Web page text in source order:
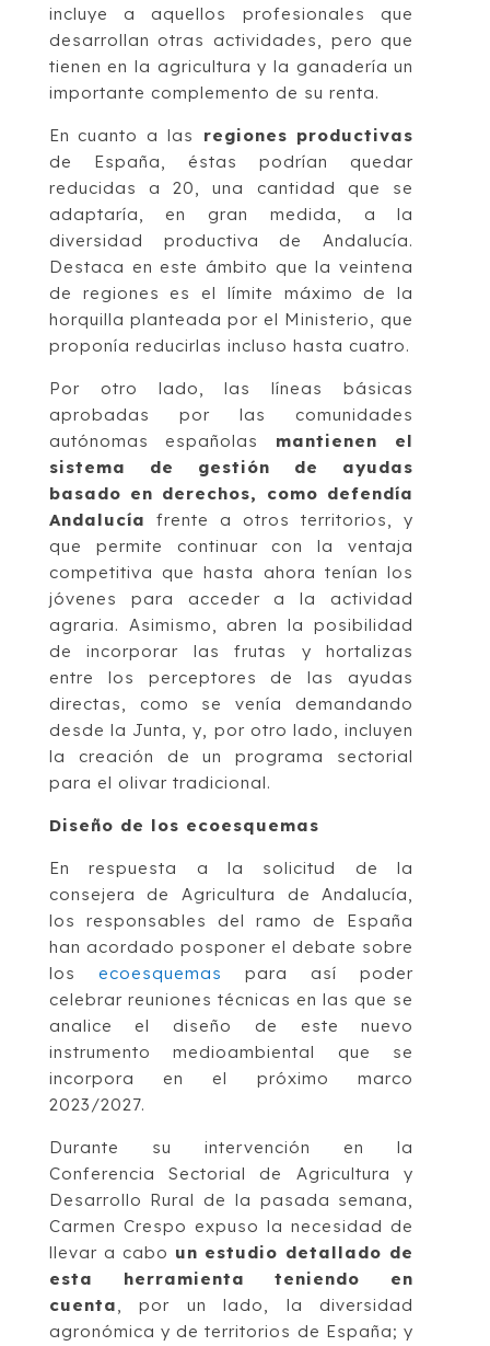
incluye a aquellos profesionales que
desarrollan otras actividades, pero que
tienen en la agricultura y la ganadería un
importante complemento de su renta.
En cuanto a las regiones productivas
de España, éstas podrían quedar
reducidas a 20, una cantidad que se
adaptaría, en gran medida, a la
diversidad productiva de Andalucía.
Destaca en este ámbito que la veintena
de regiones es el límite máximo de la
horquilla planteada por el Ministerio, que
proponía reducirlas incluso hasta cuatro.
Por otro lado, las líneas básicas
aprobadas por las comunidades
autónomas españolas
mantienen el
sistema de gestión de ayudas
basado en derechos, como defendía
Andalucía frente a otros territorios, y
que permite continuar con la ventaja
competitiva que hasta ahora tenían los
jóvenes para acceder a la actividad
agraria. Asimismo, abren la posibilidad
de incorporar las frutas y hortalizas
entre los perceptores de las ayudas
directas, como se venía demandando
desde la Junta, y, por otro lado, incluyen
la creación de un programa sectorial
para el olivar tradicional.
Diseño de los ecoesquemas
En respuesta a la solicitud de la
consejera de Agricultura de Andalucía,
los responsables del ramo de España
han acordado posponer el debate sobre
los ecoesquemas
para así poder
celebrar reuniones técnicas en las que se
analice el diseño de este nuevo
instrumento medioambiental que se
incorpora en el próximo marco
2023/2027.
Durante su intervención en la
Conferencia Sectorial de Agricultura y
Desarrollo Rural de la pasada semana,
Carmen Crespo expuso la necesidad de
llevar a cabo un estudio detallado de
esta herramienta teniendo en
cuenta, por un lado, la diversidad
agronómica y de territorios de España; y